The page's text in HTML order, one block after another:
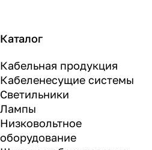
Каталог
Кабельная продукция
Кабеленесущие системы
Светильники
Лампы
Низковольтное
оборудование